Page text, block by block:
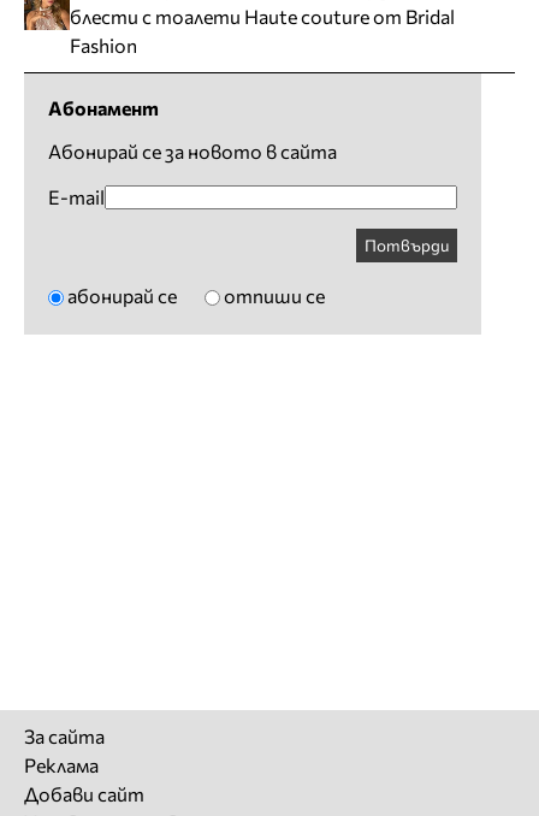
блести с тоалети Haute couture от Bridal
Fashion
Абонамент
Абонирай се за новото в сайта
E-mail
Потвърди
абонирай се отпиши се
За сайта
Реклама
Добави сайт